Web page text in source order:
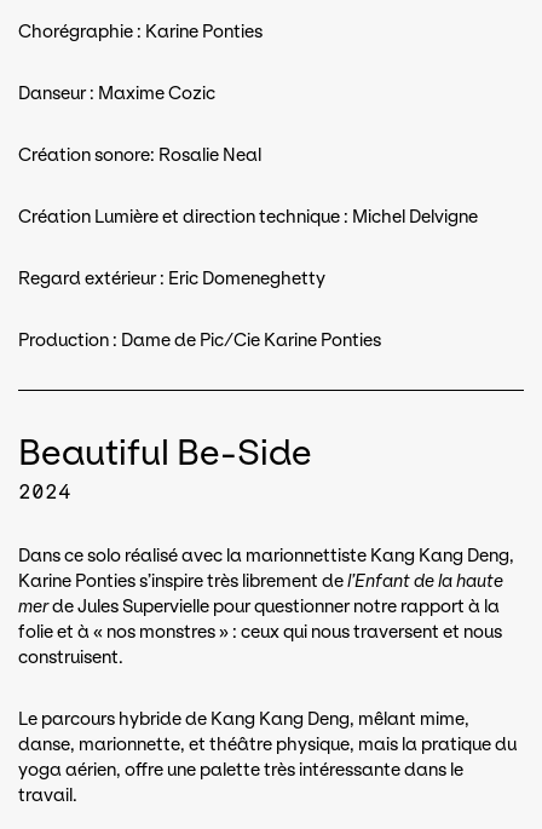
Chorégraphie : Karine Ponties
Danseur : Maxime Cozic
Création sonore: Rosalie Neal
Création Lumière et direction technique : Michel Delvigne
Regard extérieur : Eric Domeneghetty
Production : Dame de Pic/Cie Karine Ponties
Beautiful Be-Side
2024
Dans ce solo réalisé avec la marionnettiste Kang Kang Deng,
Karine Ponties s’inspire très librement del’Enfant de la haute
merde Jules Supervielle pour questionner notre rapport à la
folie et à « nos monstres » : ceux qui nous traversent et nous
construisent.
Le parcours hybride de Kang Kang Deng, mêlant mime,
danse, marionnette, et théâtre physique, mais la pratique du
yoga aérien, offre une palette très intéressante dans le
travail.